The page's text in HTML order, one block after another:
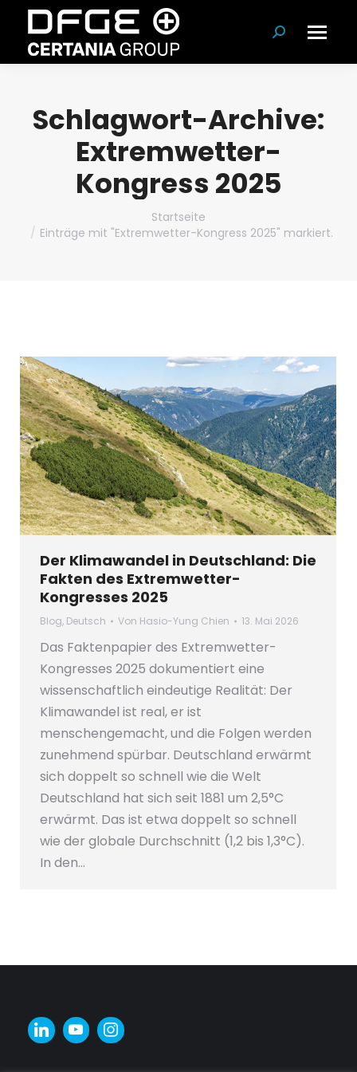
Suchen:
Schlagwort-Archive:
Extremwetter-
Kongress 2025
Startseite
Einträge mit "Extremwetter-Kongress 2025" markiert.
Der Klimawandel in Deutschland: Die
Fakten des Extremwetter-
Kongresses 2025
Blog, Deutsch Von Hasio-Yung Chien 13. Mai 2026
Das Faktenpapier des Extremwetter-
Kongresses 2025 dokumentiert eine
wissenschaftlich eindeutige Realität: Der
Klimawandel ist real, er ist
menschengemacht, und die Folgen werden
zunehmend spürbar. Deutschland erwärmt
sich doppelt so schnell wie die Welt
Deutschland hat sich seit 1881 um 2,5°C
erwärmt. Das ist etwa doppelt so schnell
wie der globale Durchschnitt (1,2 bis 1,3°C).
In den…